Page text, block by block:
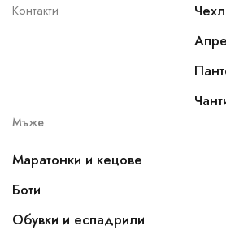
Контакти
Мъже
Маратонки и кецове
Боти
Обувки и еспадрили